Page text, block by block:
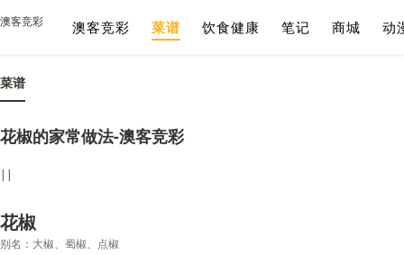
澳客竞彩 澳客竞彩 菜谱 饮食健康 笔记 商城 动
菜谱
花椒的家常做法-澳客竞彩
||
花椒
别名：大椒、蜀椒、点椒